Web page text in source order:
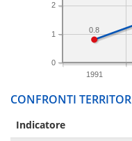
1991
0
1
2
0.8
CONFRONTI
Indicatore